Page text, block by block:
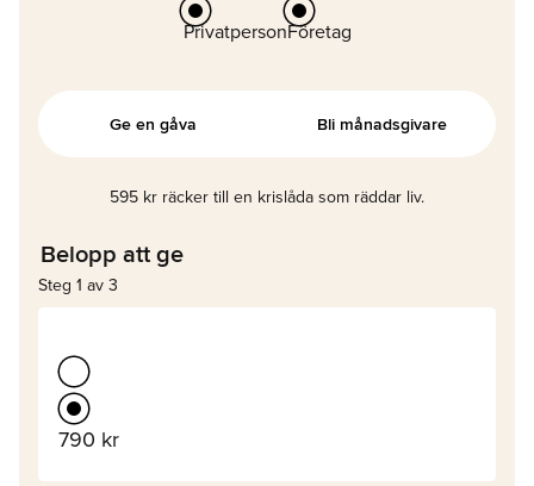
PrivatpersonFöretag
Ge en gåva Bli månadsgivare
595 kr räcker till en krislåda som räddar liv.
Belopp att ge
Steg 1 av 3
790 kr